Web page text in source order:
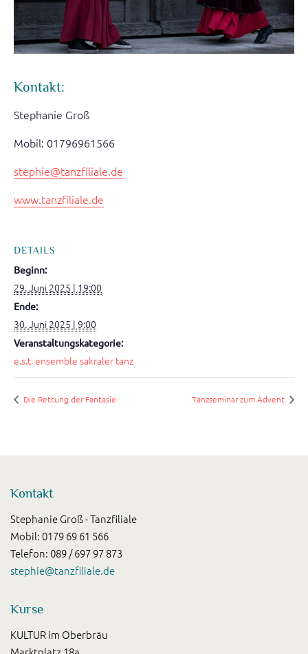
Kontakt:
Stephanie Groß
Mobil: 01796961566
stephie@tanzfiliale.de
www.tanzfiliale.de
DETAILS
Beginn:
29. Juni 2025 | 19:00
Ende:
30. Juni 2025 | 9:00
Veranstaltungskategorie:
e.s.t. ensemble sakraler tanz
Die Rettung der Fantasie Tanzseminar zum Advent
Kontakt
Stephanie Groß - Tanzfiliale
Mobil: 0179 69 61 566
Telefon: 089 / 697 97 873
stephie@tanzfiliale.de
Kurse
KULTUR im Oberbräu